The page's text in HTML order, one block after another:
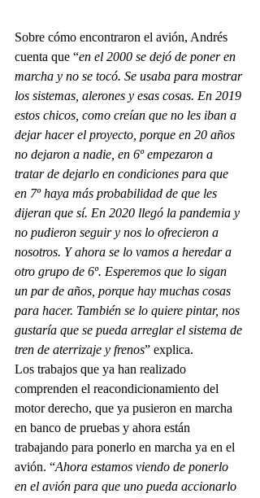
Sobre cómo encontraron el avión, Andrés
cuenta que “en el 2000 se dejó de poner en
marcha y no se tocó. Se usaba para mostrar
los sistemas, alerones y esas cosas. En 2019
estos chicos, como creían que no les iban a
dejar hacer el proyecto, porque en 20 años
no dejaron a nadie, en 6º empezaron a
tratar de dejarlo en condiciones para que
en 7º haya más probabilidad de que les
dijeran que sí. En 2020 llegó la pandemia y
no pudieron seguir y nos lo ofrecieron a
nosotros. Y ahora se lo vamos a heredar a
otro grupo de 6º. Esperemos que lo sigan
un par de años, porque hay muchas cosas
para hacer. También se lo quiere pintar, nos
gustaría que se pueda arreglar el sistema de
tren de aterrizaje y frenos” explica.
Los trabajos que ya han realizado
comprenden el reacondicionamiento del
motor derecho, que ya pusieron en marcha
en banco de pruebas y ahora están
trabajando para ponerlo en marcha ya en el
avión. “Ahora estamos viendo de ponerlo
en el avión para que uno pueda accionarlo